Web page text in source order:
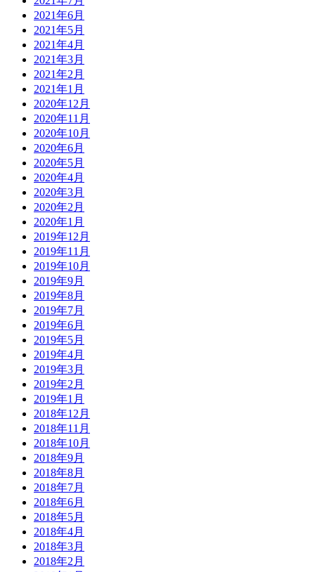
2021年6月
2021年5月
2021年4月
2021年3月
2021年2月
2021年1月
2020年12月
2020年11月
2020年10月
2020年6月
2020年5月
2020年4月
2020年3月
2020年2月
2020年1月
2019年12月
2019年11月
2019年10月
2019年9月
2019年8月
2019年7月
2019年6月
2019年5月
2019年4月
2019年3月
2019年2月
2019年1月
2018年12月
2018年11月
2018年10月
2018年9月
2018年8月
2018年7月
2018年6月
2018年5月
2018年4月
2018年3月
2018年2月